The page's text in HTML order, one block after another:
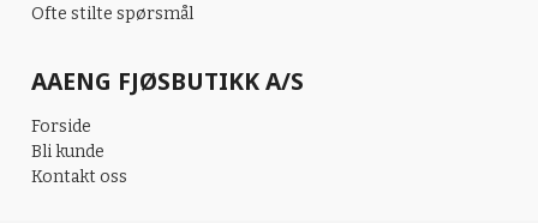
Ofte stilte spørsmål
AAENG FJØSBUTIKK A/S
Forside
Bli kunde
Kontakt oss